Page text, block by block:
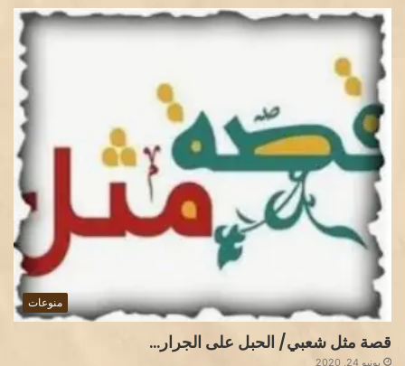
منوعات
قصة مثل شعبي/ الحبل على الجرار…
يونيو 24, 2020